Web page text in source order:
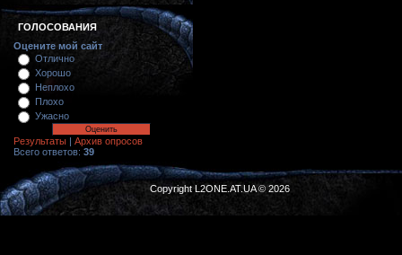
ГОЛОСОВАНИЯ
Оцените мой сайт
Отлично
Хорошо
Неплохо
Плохо
Ужасно
Результаты | Архив опросов
Всего ответов: 39
Copyright L2ONE.AT.UA © 2026